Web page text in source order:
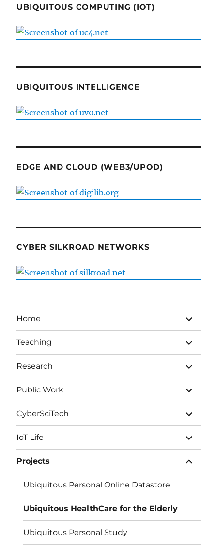
UBIQUITOUS COMPUTING (IOT)
UBIQUITOUS INTELLIGENCE
EDGE AND CLOUD (WEB3/UPOD)
CYBER SILKROAD NETWORKS
Home
expand
child
menu
Teaching
expand
child
menu
Research
expand
child
menu
Public Work
expand
child
menu
CyberSciTech
expand
child
menu
IoT-Life
expand
child
menu
Projects
expand
child
menu
Ubiquitous Personal Online Datastore
Ubiquitous HealthCare for the Elderly
Ubiquitous Personal Study